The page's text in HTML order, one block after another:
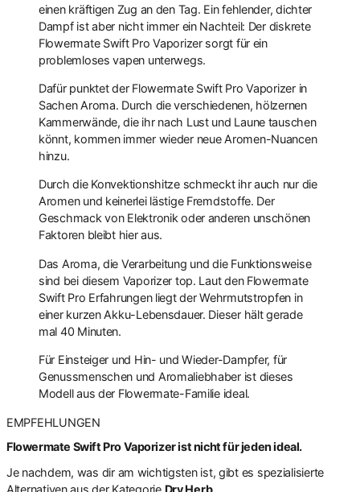
einen kräftigen Zug an den Tag. Ein fehlender, dichter
Dampf ist aber nicht immer ein Nachteil: Der diskrete
Flowermate Swift Pro Vaporizer sorgt für ein
problemloses vapen unterwegs.
Dafür punktet der Flowermate Swift Pro Vaporizer in
Sachen Aroma. Durch die verschiedenen, hölzernen
Kammerwände, die ihr nach Lust und Laune tauschen
könnt, kommen immer wieder neue Aromen-Nuancen
hinzu.
Durch die Konvektionshitze schmeckt ihr auch nur die
Aromen und keinerlei lästige Fremdstoffe. Der
Geschmack von Elektronik oder anderen unschönen
Faktoren bleibt hier aus.
Das Aroma, die Verarbeitung und die Funktionsweise
sind bei diesem Vaporizer top. Laut den Flowermate
Swift Pro Erfahrungen liegt der Wehrmutstropfen in
einer kurzen Akku-Lebensdauer. Dieser hält gerade
mal 40 Minuten.
Für Einsteiger und Hin- und Wieder-Dampfer, für
Genussmenschen und Aromaliebhaber ist dieses
Modell aus der Flowermate-Familie ideal.
EMPFEHLUNGEN
Flowermate Swift Pro Vaporizer ist nicht für jeden ideal.
Je nachdem, was dir am wichtigsten ist, gibt es spezialisierte
Alternativen aus der Kategorie Dry Herb.